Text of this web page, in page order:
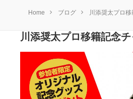
Home ブログ 川添奨太プロ
川添奨太プロ移籍記念チ